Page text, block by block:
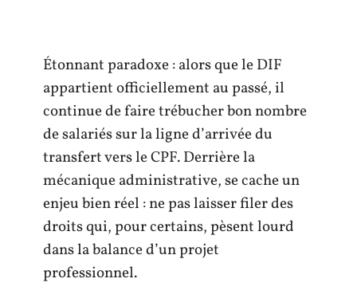
Étonnant paradoxe : alors que le DIF
appartient officiellement au passé, il
continue de faire trébucher bon nombre
de salariés sur la ligne d’arrivée du
transfert vers le CPF. Derrière la
mécanique administrative, se cache un
enjeu bien réel : ne pas laisser filer des
droits qui, pour certains, pèsent lourd
dans la balance d’un projet
professionnel.